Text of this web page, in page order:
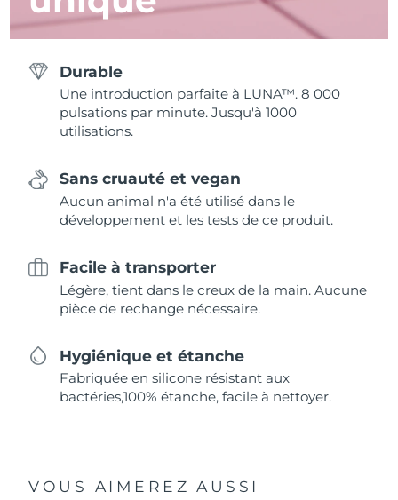
Durable
Une introduction parfaite à LUNA™. 8 000
pulsations par minute. Jusqu'à 1000
utilisations.
Sans cruauté et vegan
Aucun animal n'a été utilisé dans le
développement et les tests de ce produit.
Facile à transporter
Légère, tient dans le creux de la main. Aucune
pièce de rechange nécessaire.
Hygiénique et étanche
Fabriquée en silicone résistant aux
bactéries,100% étanche, facile à nettoyer.
VOUS AIMEREZ AUSSI